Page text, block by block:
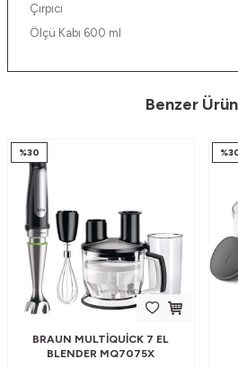
Çırpıcı
Ölçü Kabı 600 ml
Benzer
%30
BRAUN MULTIQUICK 7 EL
BLENDER MQ7075X
%